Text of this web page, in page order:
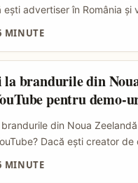
ești advertiser în România și
Publicul georgian pe
iar creatorii locali au
solid în nișa muzicii, folosind
pentru a-și crește
MINUTE
la brandurile din
pentru demo-
din Noua
Dacă ești creator de
MINUTE